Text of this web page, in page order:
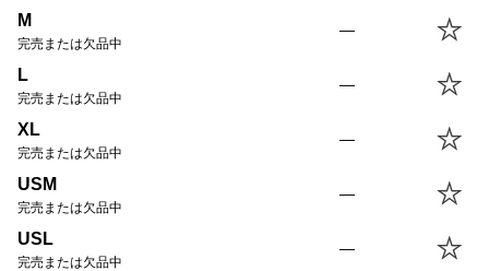
USM
USL
75.0cm66.0cm
M
完売または欠品中
—
L
完売または欠品中
—
XL
完売または欠品中
—
USM
完売または欠品中
—
USL
完売または欠品中
—